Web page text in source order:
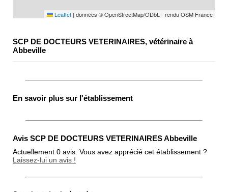
Leaflet | données © OpenStreetMap/ODbL - rendu OSM France
SCP DE DOCTEURS VETERINAIRES, vétérinaire à
Abbeville
En savoir plus sur l'établissement
Avis SCP DE DOCTEURS VETERINAIRES Abbeville
Actuellement 0 avis. Vous avez apprécié cet établissement ?
Laissez-lui un avis !